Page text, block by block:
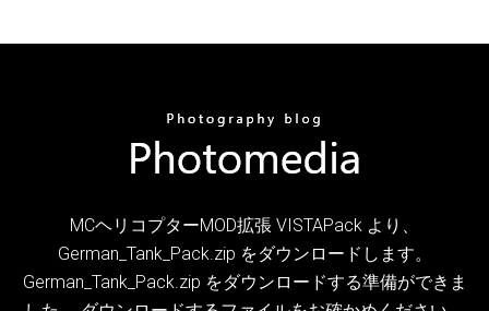
MCヘリコプターMOD拡張 VISTAPack より、
German_Tank_Pack.zip をダウンロードします。
German_Tank_Pack.zip をダウンロードする準備ができま